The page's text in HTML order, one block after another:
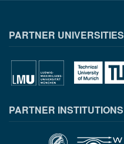
PARTNER UNIVERSITIES
PARTNER INSTITUTIONS